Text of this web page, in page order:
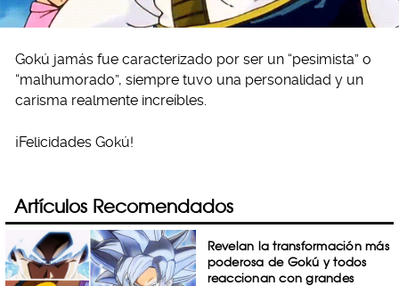
Gokú jamás fue caracterizado por ser un “pesimista” o
“malhumorado”, siempre tuvo una personalidad y un
carisma realmente increíbles.
¡Felicidades Gokú!
Artículos Recomendados
Revelan la transformación más
poderosa de Gokú y todos
reaccionan con grandes